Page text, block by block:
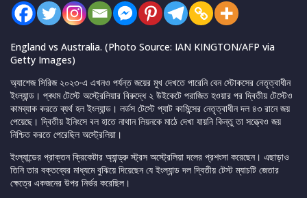
England vs Australia. (Photo Source: IAN KINGTON/AFP via
Getty Images)
অ্যাশেজ সিরিজ ২০২৩-এ এখনও পর্যন্ত জয়ের মুখ দেখতে পারেনি বেন স্টোকসের নেতৃত্বাধীন
ইংল্যান্ড। প্ৰথম টেস্টে অস্ট্রেলিয়ার বিরুদ্ধে ২ উইকেটে পরাজিত হওয়ার পর দ্বিতীয় টেস্টেও
কামব্যাক করতে ব্যর্থ হল ইংল্যান্ড। লর্ডস টেস্টে প্যাট কামিন্সের নেতৃত্বাধীন দল ৪৩ রানে জয়
পেয়েছে। দ্বিতীয় ইনিংসে বল হাতে নাথান লিয়নকে মাঠে দেখা যায়নি কিন্তু তা সত্ত্বেও জয়
নিশ্চিত করতে পেরেছিল অস্ট্রেলিয়া।
ইংল্যান্ডের প্রাক্তন ক্রিকেটার অ্যান্ড্রু স্ট্রস অস্ট্রেলিয়া দলের প্রশংসা করেছেন। এছাড়াও
তিনি তার বক্তব্যের মাধ্যমে বুঝিয়ে দিয়েছেন যে ইংল্যান্ড দল দ্বিতীয় টেস্ট ম্যাচটি জেতার
ক্ষেত্রে একজনের উপর নির্ভর করেছিল।